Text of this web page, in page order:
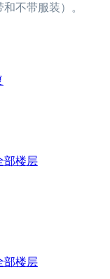
不带服装）。
部楼层
部楼层